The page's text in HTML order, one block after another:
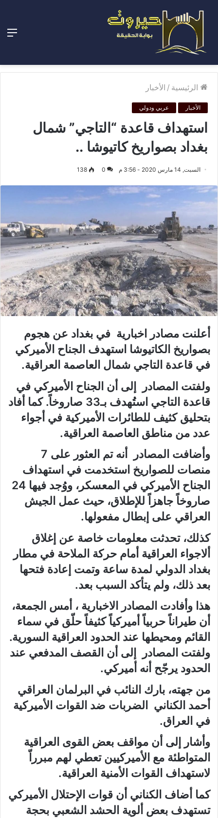
الرئيسية / الأخبار
الأخبار عربي ودولي
استهداف قاعدة “التاجي” شمال
بغداد بصواريخ كاتيوشا ..
السبت, 14 مارس 2020 - 3:56 م 0
138
أعلنت مصادر اخبارية في بغداد عن هجوم
بصواريخ الكاتيوشا استهدف الجناح الأميركي
في قاعدة التاجي شمال العاصمة العراقية.
ولفتت المصادر إلى أن الجناح الأميركي في
قاعدة التاجي استُهدف بـ33 صاروخاً. كما أفاد
بتحليق كثيف للطائرات الأميركية في أجواء
عدد من مناطق العاصمة العراقية.
وأضافت المصادر أنه تم العثور على 7
منصات للصواريخ استخدمت في استهداف
الجناح الأميركي في المعسكر، ووُجد فيها 24
صاروخاً جاهزاً للإطلاق، حيث عمل الجيش
العراقي على إبطال مفعولها.
كذلك، تحدثت معلومات خاصة عن إغلاق
ألاجواء العراقية أمام حركة الملاحة في مطار
بغداد الدولي لمدة ساعة وتمت إعادة فتحها
بعد ذلك، ولم يتأكد السبب بعد.
هذا وأفادت المصادر الاخبارية ، أمس الجمعة،
أن طيراناً حربياً أميركياً كثيفاً حلّق في سماء
القائم ومحيطها عند الحدود العراقية السورية.
ولفتت المصادر إلى أن القصف المدفعي عند
الحدود يرجّح أنه أميركي.
من جهته، بارك النائب في البرلمان العراقي
أحمد الكناني الضربات ضد القوات الأميركية
في العراق.
وأشار إلى أن مواقف بعض القوى العراقية
المتواطئة مع الأميركيين تعطي لهم مبرراّ
لاستهداف القوات الأمنية العراقية.
كما أضاف الكناني أن قوات الإحتلال الأميركي
تستهدف بعض ألوية الحشد الشعبي بحجة